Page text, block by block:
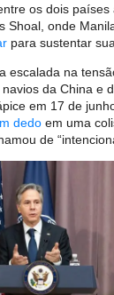
os dois países
Shoal, onde
para sustentar
escalada na
da China e
em 17 de
dedo em uma
de